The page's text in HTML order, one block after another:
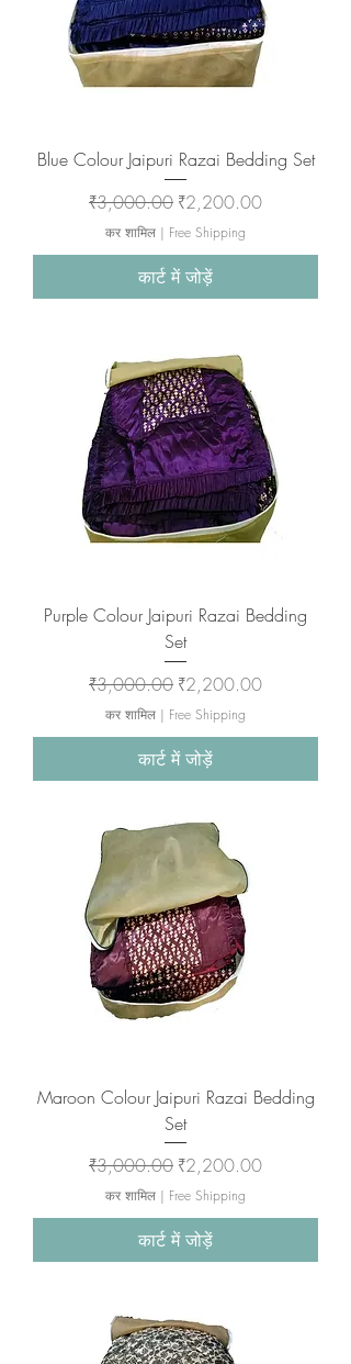
Blue Colour Jaipuri Razai Bedding Set
नियमित मूल्य
₹3,000.00 बिक्री मूल्य
₹2,200.00
कर शामिल | Free Shipping
कार्ट में जोड़ें
Purple Colour Jaipuri Razai Bedding
Set
नियमित मूल्य
₹3,000.00 बिक्री मूल्य
₹2,200.00
कर शामिल | Free Shipping
कार्ट में जोड़ें
Maroon Colour Jaipuri Razai Bedding
Set
नियमित मूल्य
₹3,000.00 बिक्री मूल्य
₹2,200.00
कर शामिल | Free Shipping
कार्ट में जोड़ें